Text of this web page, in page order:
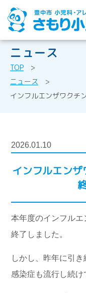
ニュース
TOP >
ニュース >
インフルエンザワクチ
2026.01.10
インフルエン
本年度のインフル
終了しました。
しかし、昨年に引
感染症も流行し続け